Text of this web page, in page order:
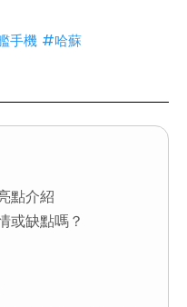
手機 #哈蘇
點介紹
或缺點嗎？